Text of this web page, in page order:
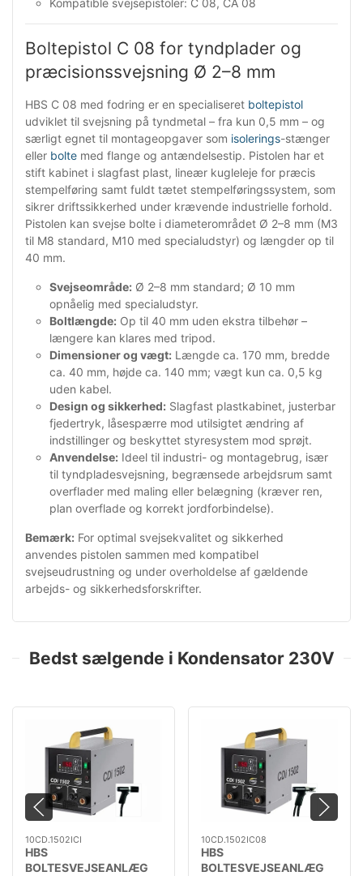
Kompatible svejsepistoler: C 08, CA 08
Boltepistol C 08 for tyndplader og
præcisionssvejsning Ø 2–8 mm
HBS C 08 med fodring er en specialiseret boltepistol
udviklet til svejsning på tyndmetal – fra kun 0,5 mm – og
særligt egnet til montageopgaver som isolerings-stænger
eller bolte med flange og antændelsestip. Pistolen har et
stift kabinet i slagfast plast, lineær kugleleje for præcis
stempelføring samt fuldt tætet stempelføringssystem, som
sikrer driftssikkerhed under krævende industrielle forhold.
Pistolen kan svejse bolte i diameterområdet Ø 2–8 mm (M3
til M8 standard, M10 med specialudstyr) og længder op til
40 mm.
Svejseområde: Ø 2–8 mm standard; Ø 10 mm
opnåelig med specialudstyr.
Boltlængde: Op til 40 mm uden ekstra tilbehør –
længere kan klares med tripod.
Dimensioner og vægt: Længde ca. 170 mm, bredde
ca. 40 mm, højde ca. 140 mm; vægt kun ca. 0,5 kg
uden kabel.
Design og sikkerhed: Slagfast plastkabinet, justerbar
fjedertryk, låsespærre mod utilsigtet ændring af
indstillinger og beskyttet styresystem mod sprøjt.
Anvendelse: Ideel til industri- og montagebrug, især
til tyndpladesvejsning, begrænsede arbejdsrum samt
overflader med maling eller belægning (kræver ren,
plan overflade og korrekt jordforbindelse).
Bemærk: For optimal svejsekvalitet og sikkerhed
anvendes pistolen sammen med kompatibel
svejseudrustning og under overholdelse af gældende
arbejds- og sikkerhedsforskrifter.
Bedst sælgende i Kondensator 230V
10CD.1502ICI
HBS
BOLTESVEJSEANLÆG
10CD.1502IC08
HBS
BOLTESVEJSEANLÆG